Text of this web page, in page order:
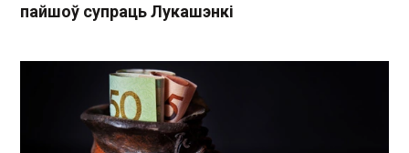
пайшоў супраць Лукашэнкі